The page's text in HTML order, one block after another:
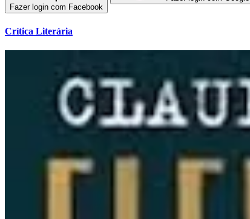
Fazer login com Facebook
Crítica Literária